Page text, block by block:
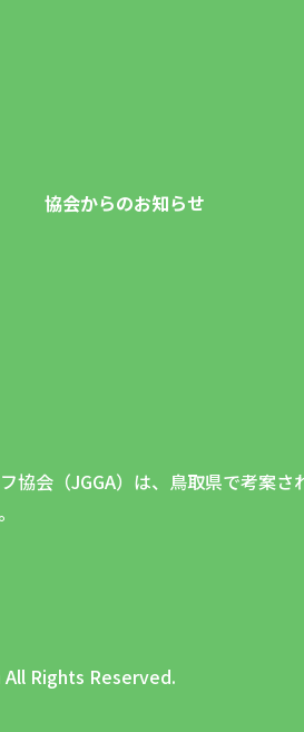
協会からのお知らせ
協会（JGGA）は、鳥取県で考案
Rights Reserved.